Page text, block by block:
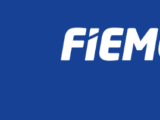
btn-02 btn-03